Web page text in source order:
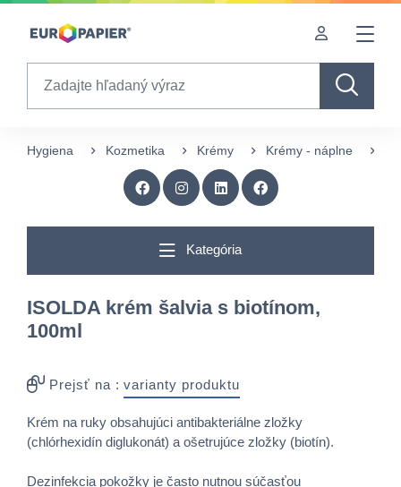
Table Of Content
Zaujímavé produkty pre Vás
Hygiena Kozmetika Krémy Krémy - náplne
Kategória
ISOLDA krém šalvia s biotínom,
100ml
Prejsť na : varianty produktu
Krém na ruky obsahujúci antibakteriálne zložky
(chlórhexidín diglukonát) a ošetrujúce zložky (biotín).
Dezinfekcia pokožky je často nutnou súčasťou